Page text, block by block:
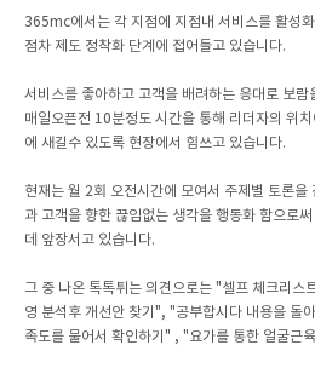
365mc에서는 각 지점에 지점내 서비스를 활성
점차 제도 정착화 단계에 접어들고 있습니다.
서비스를 좋아하고 고객을 배려하는 응대로 보
매일오픈전 10분정도 시간을 통해 리더자의 위
에 새길수 있도록 현장에서 힘쓰고 있습니다.
현재는 월 2회 오전시간에 모여서 주제별 토론을
과 고객을 향한 끊임없는 생각을 행동화 함으로
데 앞장서고 있습니다.
그 중 나온 톡톡튀는 의견으로는 "셀프 체크리스
영 분석후 개선안 찾기", "공부합시다 내용을 돌
족도를 물어서 확인하기" , "요가를 통한 얼굴근